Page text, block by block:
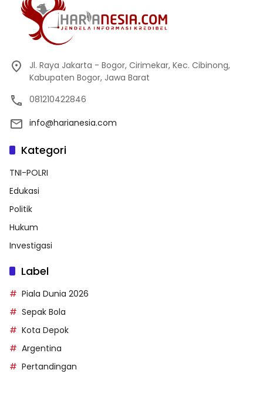
Jl. Raya Jakarta - Bogor, Cirimekar, Kec. Cibinong,
Kabupaten Bogor, Jawa Barat
081210422846
info@harianesia.com
Kategori
TNI-POLRI
Edukasi
Politik
Hukum
Investigasi
Label
Piala Dunia 2026
Sepak Bola
Kota Depok
Argentina
Pertandingan